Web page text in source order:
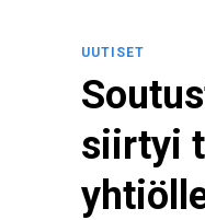
UUTISET
siirtyi